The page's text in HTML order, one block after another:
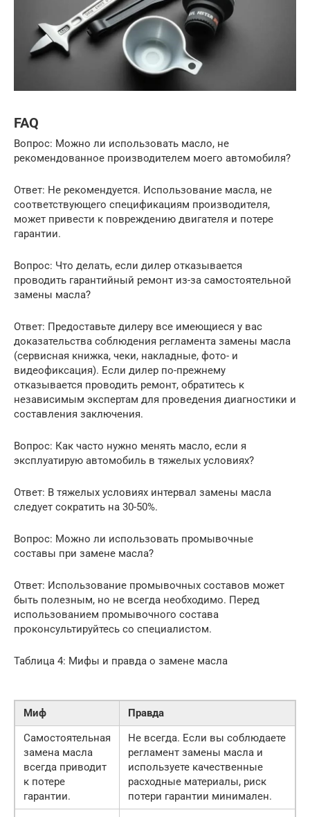
FAQ
Вопрос: Можно ли использовать масло, не
рекомендованное производителем моего автомобиля?
Ответ: Не рекомендуется. Использование масла, не
соответствующего спецификациям производителя,
может привести к повреждению двигателя и потере
гарантии.
Вопрос: Что делать, если дилер отказывается
проводить гарантийный ремонт из-за самостоятельной
замены масла?
Ответ: Предоставьте дилеру все имеющиеся у вас
доказательства соблюдения регламента замены масла
(сервисная книжка, чеки, накладные, фото- и
видеофиксация). Если дилер по-прежнему
отказывается проводить ремонт, обратитесь к
независимым экспертам для проведения диагностики и
составления заключения.
Вопрос: Как часто нужно менять масло, если я
эксплуатирую автомобиль в тяжелых условиях?
Ответ: В тяжелых условиях интервал замены масла
следует сократить на 30-50%.
Вопрос: Можно ли использовать промывочные
составы при замене масла?
Ответ: Использование промывочных составов может
быть полезным, но не всегда необходимо. Перед
использованием промывочного состава
проконсультируйтесь со специалистом.
Таблица 4: Мифы и правда о замене масла
Миф
Правда
Самостоятельная
замена масла
всегда приводит
к потере
гарантии.
Не всегда. Если вы соблюдаете
регламент замены масла и
используете качественные
расходные материалы, риск
потери гарантии минимален.